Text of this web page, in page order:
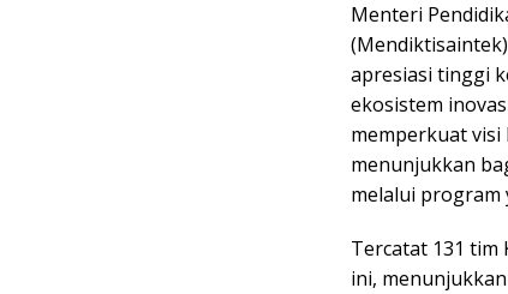
Menteri
apresiasi tinggi
ekosistem
memperkuat visi
menunjukkan
melalui program
Tercatat 131 tim
ini,